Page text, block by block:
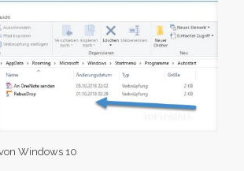
Windows 10